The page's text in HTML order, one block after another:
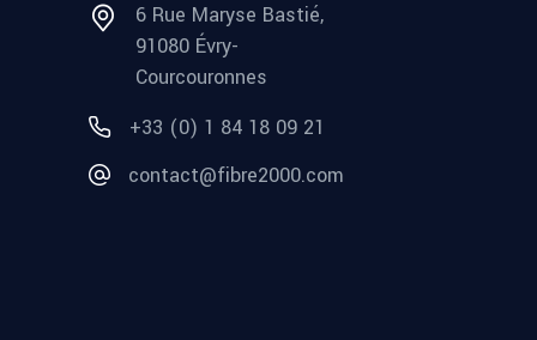
6 Rue Maryse Bastié,
91080 Évry-
Courcouronnes
+33 (0) 1 84 18 09 21
contact@fibre2000.com